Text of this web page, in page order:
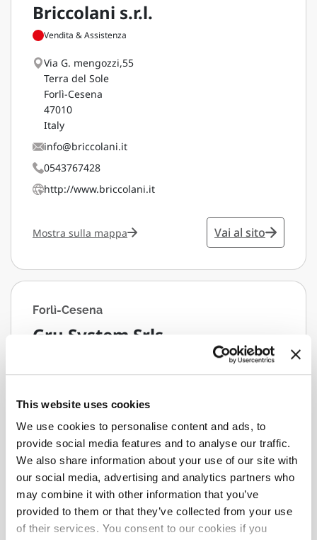
This website uses cookies
We use cookies to personalise content and ads, to
provide social media features and to analyse our traffic.
We also share information about your use of our site with
our social media, advertising and analytics partners who
may combine it with other information that you’ve
provided to them or that they’ve collected from your use
of their services. You consent to our cookies if you
Briccolani s.r.l.
Vendita & Assistenza
Via G. mengozzi,55
Terra del Sole
Forlì-Cesena
47010
Italy
info@briccolani.it
0543767428
http://www.briccolani.it
Mostra sulla mappa Vai al sito
Forlì-Cesena
Gru System Srls
Cesena
47522
Italy
grusystem@libero.it
+39 0547 41 52 22
Mostra sulla mappa